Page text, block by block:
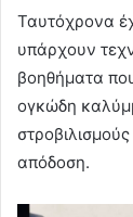
Ταυτόχρονα
υπάρχουν
βοηθήματα
ογκώδη
απόδοση.